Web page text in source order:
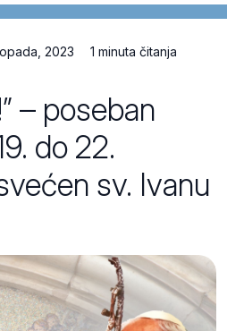
2023 1 minuta čitanja
– poseban
do 22.
sv. Ivanu